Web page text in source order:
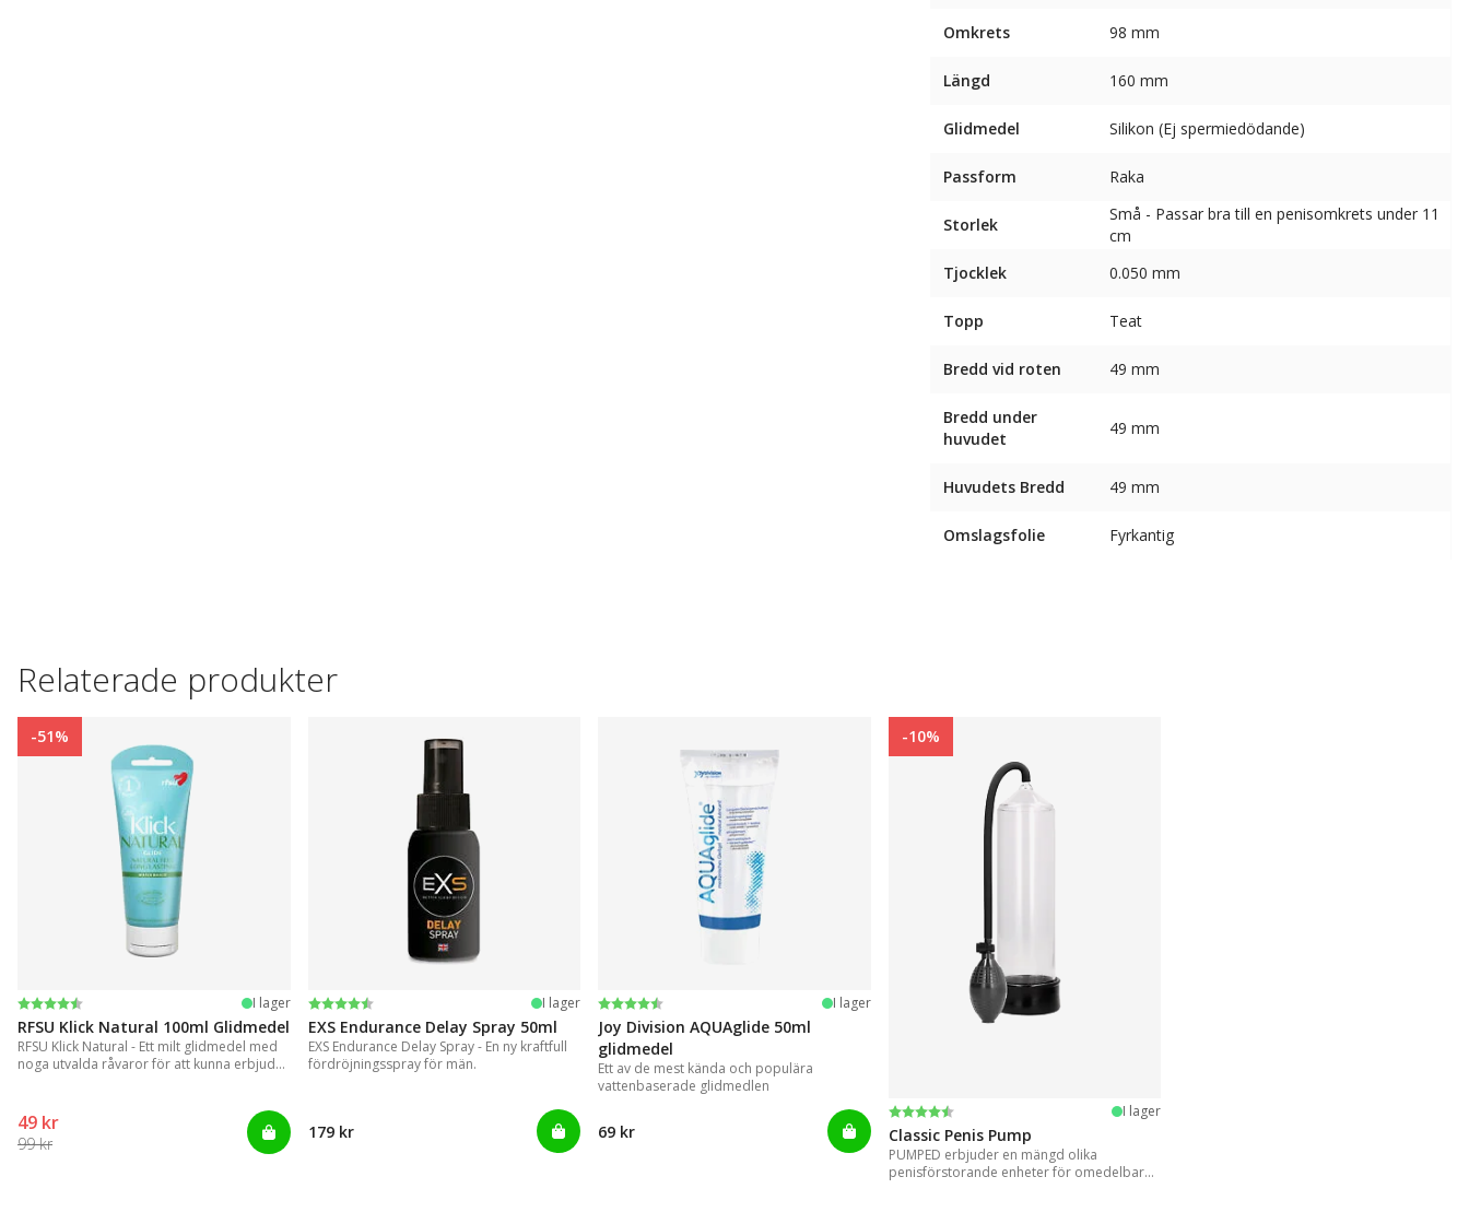
Omkrets 98 mm
Längd 160 mm
Glidmedel Silikon (Ej spermiedödande)
Passform Raka
Storlek
Små - Passar bra till en penisomkrets under 11
cm
Tjocklek
0.050 mm
Topp Teat
Bredd vid roten 49 mm
Bredd under
huvudet
49 mm
Huvudets Bredd 49 mm
Omslagsfolie Fyrkantig
Relaterade produkter
-51%
Betyg:
4.4 utav 5 stjärnor I lager
RFSU Klick Natural 100ml Glidmedel
RFSU Klick Natural - Ett milt glidmedel med
noga utvalda råvaror för att kunna erbjuda
49 kr
99 kr
Betyg:
4.2 utav 5 stjärnor I lager
EXS Endurance Delay Spray 50ml
EXS Endurance Delay Spray - En ny kraftfull
fördröjningsspray för män.
179 kr
Betyg:
4.2 utav 5 stjärnor I lager
Joy Division AQUAglide 50ml
glidmedel
Ett av de mest kända och populära
vattenbaserade glidmedlen
69 kr
-10%
Betyg:
4.3 utav 5 stjärnor I lager
Classic Penis Pump
PUMPED erbjuder en mängd olika
penisförstorande enheter för omedelbara